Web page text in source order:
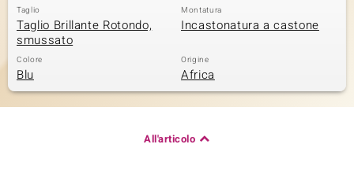
Taglio
Taglio Brillante Rotondo,
smussato
Montatura
Incastonatura a castone
Colore
Blu
Origine
Africa
All'articolo